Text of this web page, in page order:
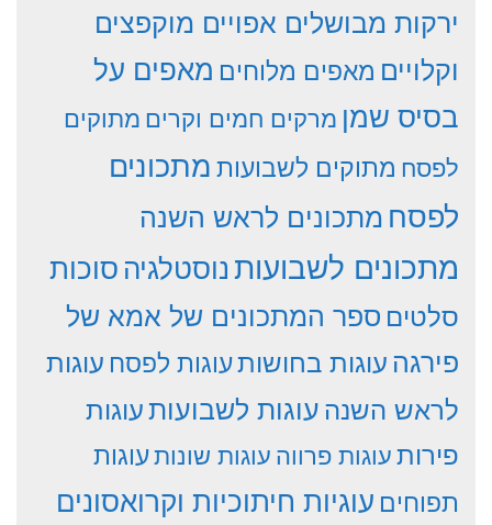
ירקות מבושלים אפויים מוקפצים
וקלויים מאפים מלוחים מאפים על
בסיס שמן מרקים חמים וקריםמתוקים
לפסח מתוקים לשבועותמתכונים
לפסח מתכונים לראש השנה
מתכונים לשבועותנוסטלגיהסוכות
סלטים ספר המתכונים של אמא של
פירגהעוגות בחושותעוגות לפסח עוגות
לראש השנהעוגות לשבועותעוגות
פירותעוגות פרווהעוגות שונותעוגות
תפוחים עוגיות חיתוכיות וקרואסונים